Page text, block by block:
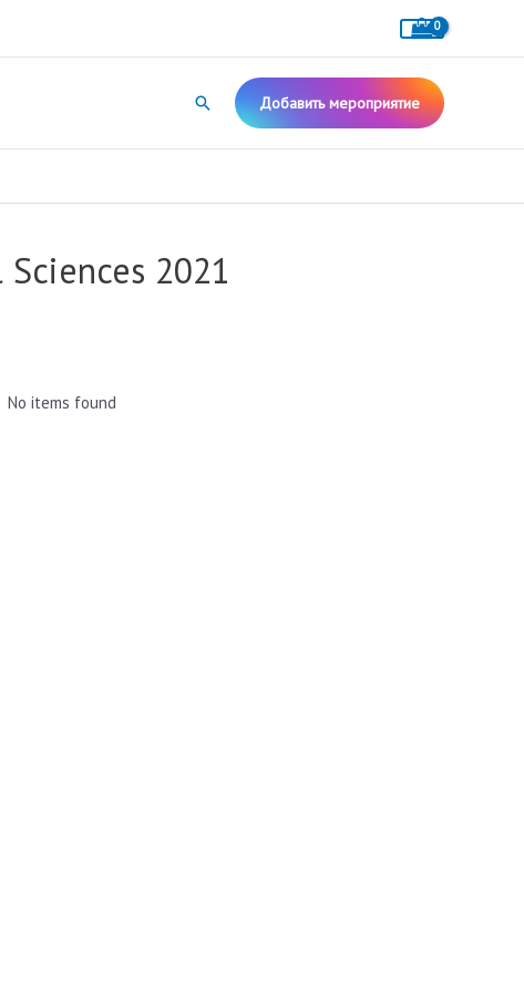
Поиск Добавить мероприятие
2021
No items found